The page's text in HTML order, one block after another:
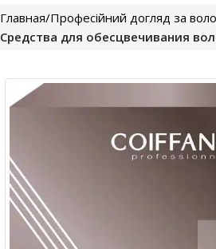
Главная Професійний догляд за
Средства для обесцвечивания